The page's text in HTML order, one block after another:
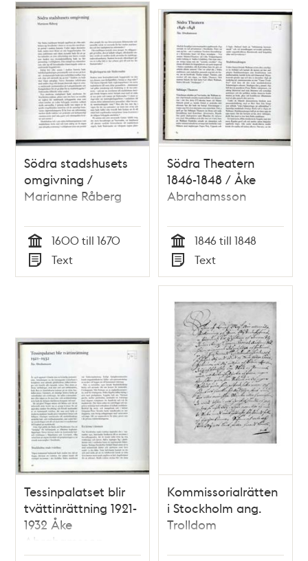
Södra stadshusets
omgivning /
Marianne Råberg
Tid
1600 till 1670
Typ
Text
Södra Theatern
1846-1848 / Åke
Abrahamsson
Tid
1846 till 1848
Typ
Text
Tessinpalatset blir
tvättinrättning 1921-
1932 Åke
Abrahamsson
Kommissorialrätten
i Stockholm ang.
Trolldom